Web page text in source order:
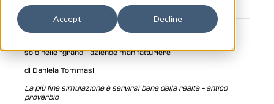
Accept Decline
8 MIN READ TIME
solo nelle “grandi” aziende manifatturiere
di Daniela Tommasi
La più fine simulazione è servirsi bene della realtà – antico
proverbio